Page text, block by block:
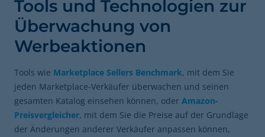
Tools und Technologien zur
Überwachung von
Werbeaktionen
Tools wie Marketplace Sellers Benchmark, mit dem Sie
jeden Marketplace-Verkäufer überwachen und seinen
gesamten Katalog einsehen können, oder Amazon-
Preisvergleicher, mit dem Sie die Preise auf der Grundlage
der Änderungen anderer Verkäufer anpassen können,